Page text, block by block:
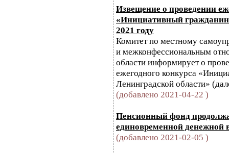
Извещение о проведении
«Инициативный
2021 году
Комитет по местному
и межконфессиональным
области информирует о
ежегодного конкурса
Ленинградской области»
(добавлено 2021-04-22 )
Пенсионный фонд
единовременной денежной
(добавлено 2021-02-05 )